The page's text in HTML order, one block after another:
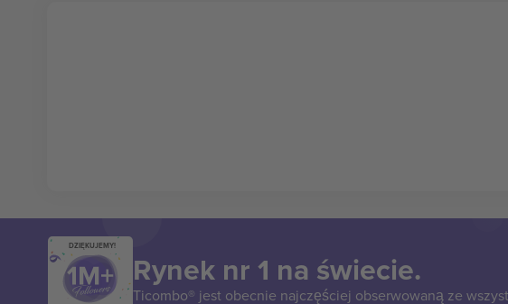
DZIĘKUJEMY!
Rynek nr 1 na świecie.
Ticombo® jest obecnie najczęściej obserwowaną ze